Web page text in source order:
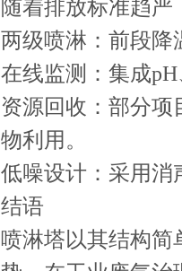
随着排放标准趋
两级喷淋：前段降
在线监测：集成
资源回收：部分项
物利用。
低噪设计：采用消
结语
喷淋塔以其结构简